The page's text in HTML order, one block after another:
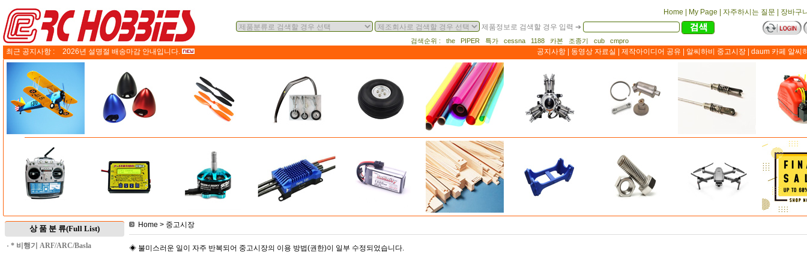
Home My Page 자주하시는 질문
장바구
제품정보로 검색할 경우 입력 ➔
검색순위 : the PIPER 특가 cessna 1188 카본 조종기 cub cmpro
최근 공지사항 : 2026년 설명절 배송마감 안내입니다. 공지사항 동영상 자료실 제작아이디어 공유 알씨하비 중고시장 daum 카페 알씨
상 품 분 류(Full List)
· * 비행기 ARF/ARC/Basla
Home > 중고시장
◈ 불미스러운 일이 자주 반복되어 중고시장의 이용 방법(권한)이 일부 수정되었습니다.